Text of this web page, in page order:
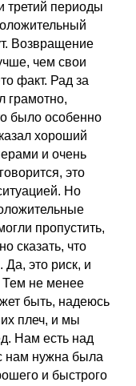
третий периоды
Возвращение
чем свои
факт. Рад за
грамотно,
было особенно
хороший
и очень
это
Но
пропустить,
сказать, что
Да, это риск, и
Тем не менее
быть, надеюсь
плеч, и мы
Нам есть над
нам нужна была
и быстрого